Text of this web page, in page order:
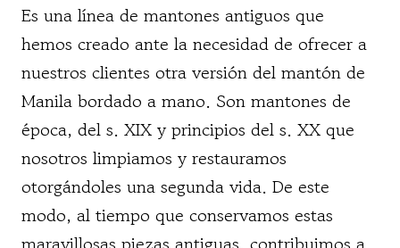
Es una línea de mantones antiguos que
hemos creado ante la necesidad de ofrecer a
nuestros clientes otra versión del mantón de
Manila bordado a mano. Son mantones de
época, del s. XIX y principios del s. XX que
nosotros limpiamos y restauramos
otorgándoles una segunda vida. De este
modo, al tiempo que conservamos estas